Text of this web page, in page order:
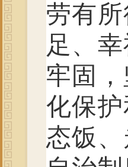
劳有
足、
牢固
化保
态饭